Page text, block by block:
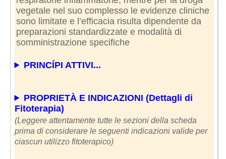
vegetale nel suo complesso le evidenze cliniche
sono limitate e l’efficacia risulta dipendente da
preparazioni standardizzate e modalità di
somministrazione specifiche
PRINCÍPI ATTIVI...
PROPRIETÀ E INDICAZIONI (Dettagli di
Fitoterapia)
(Leggere attentamente tutte le sezioni della scheda
prima di considerare le seguenti indicazioni valide per
ciascun utilizzo fitoterapico)